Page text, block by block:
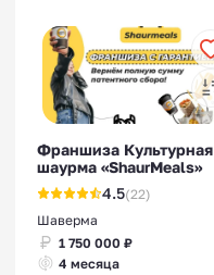
Франшиза Культурная
шаурма «ShaurMeals»
4.5(22)
Шаверма
1 750 000 ₽
4 месяца